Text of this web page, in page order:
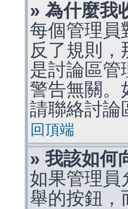
» 為什麼我
每個管理員
反了規則
是討論區管
警告無關。
請聯絡討論
回頂端
» 我該如何
如果管理員
舉的按鈕，